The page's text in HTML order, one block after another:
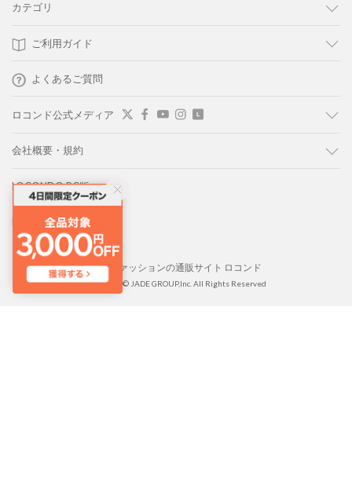
カテゴリ
ご利用ガイド
よくあるご質問
ロコンド公式メディア
会社概要・規約
LOCONDO PC版
LOCONDO アプリ
靴とファッションの通販サイト ロコンド
Copyright © JADE GROUP,Inc. All Rights Reserved